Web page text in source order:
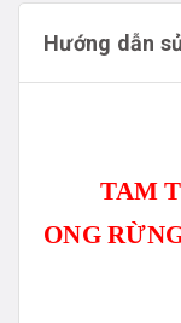
Hướng dẫn
TAM
ONG